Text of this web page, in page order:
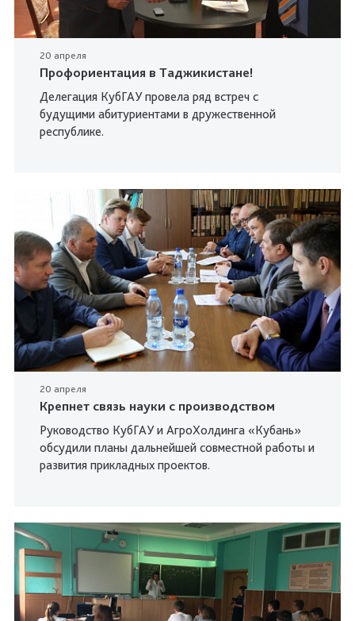
20 апреля
Профориентация в Таджикистане!
Делегация КубГАУ провела ряд встреч с
будущими абитуриентами в дружественной
республике.
20 апреля
Крепнет связь науки с производством
Руководство КубГАУ и АгроХолдинга «Кубань»
обсудили планы дальнейшей совместной работы и
развития прикладных проектов.